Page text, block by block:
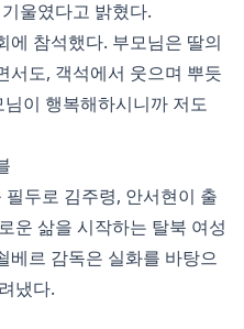
울였다고 밝혔다.
에 참석했다. 부모님은 딸의
서도, 객석에서 웃으며 뿌듯
이 행복해하시니까 저도
두로 김주령, 안서현이 출
운 삶을 시작하는 탈북 여성
베르 감독은 실화를 바탕으
냈다.